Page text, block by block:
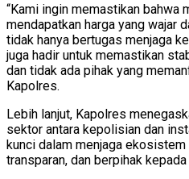
“Kami ingin memastikan bahwa
mendapatkan harga yang wajar
tidak hanya bertugas menjaga
juga hadir untuk memastikan
dan tidak ada pihak yang
Kapolres.
Lebih lanjut, Kapolres
sektor antara kepolisian dan
kunci dalam menjaga ekosistem
transparan, dan berpihak